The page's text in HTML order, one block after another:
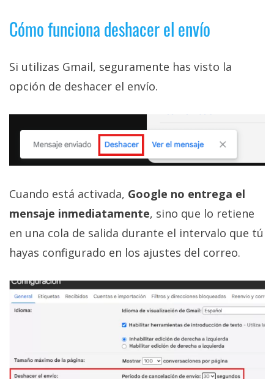
Cómo funciona deshacer el envío
Si utilizas Gmail, seguramente has visto la
opción de deshacer el envío.
Cuando está activada, Google no entrega el
mensaje inmediatamente, sino que lo retiene
en una cola de salida durante el intervalo que tú
hayas configurado en los ajustes del correo.